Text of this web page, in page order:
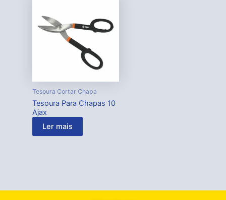
Tesoura Cortar Chapa
Tesoura Para Chapas 10
Ajax
Ler mais